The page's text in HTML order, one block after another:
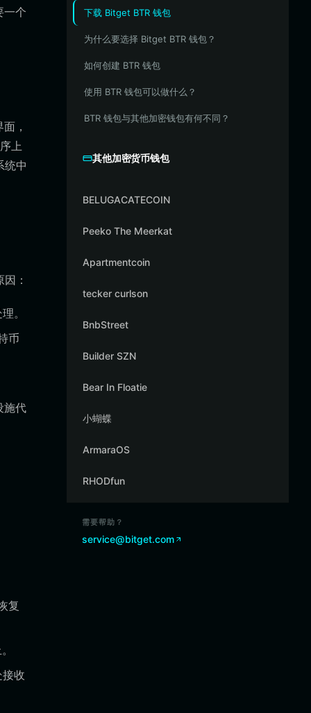
一个
，
上
统中
：
。
币
施代
复
收
下载 Bitget BTR 钱包
为什么要选择 Bitget BTR 钱包？
如何创建 BTR 钱包
使用 BTR 钱包可以做什么？
BTR 钱包与其他加密钱包有何不同？
其他加密货币钱包
BELUGACATECOIN
Peeko The Meerkat
Apartmentcoin
tecker curlson
BnbStreet
Builder SZN
Bear In Floatie
小蝴蝶
ArmaraOS
RHODfun
需要帮助？
service@bitget.com